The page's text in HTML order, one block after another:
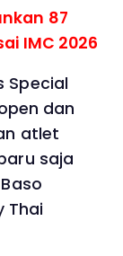
87
IMC 2026
Special
dan
atlet
saja
Thai